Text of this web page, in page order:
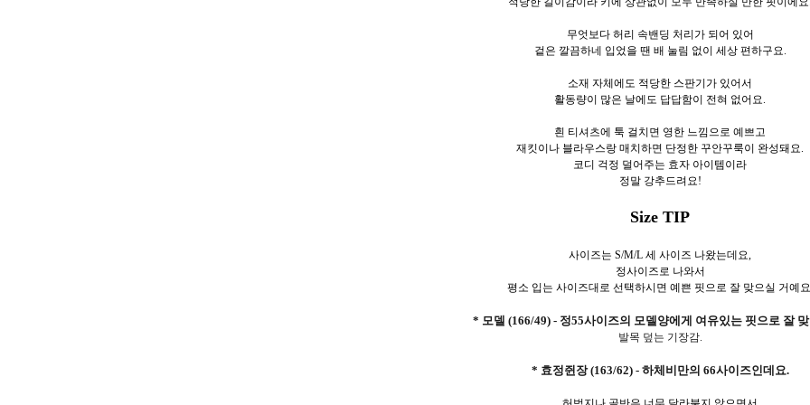
무엇보다 허리 속밴딩 처리가 되어 있어
겉은 깔끔하네 입었을 땐 배 눌림 없이 세상 편하구요.
소재 자체에도 적당한 스판기가 있어서
활동량이 많은 날에도 답답함이 전혀 없어요.
흰 티셔츠에 툭 걸치면 영한 느낌으로 예쁘고
재킷이나 블라우스랑 매치하면 단정한 꾸안꾸룩이 완성돼요.
코디 걱정 덜어주는 효자 아이템이라
정말 강추드려요!
Size TIP
사이즈는 S/M/L 세 사이즈 나왔는데요,
정사이즈로 나와서
평소 입는 사이즈대로 선택하시면 예쁜 핏으로 잘 맞으실 거예요.
* 모델 (166/49) - 정55사이즈의 모델양에게 여유있는 핏으로 잘
발목 덮는 기장감.
* 효정쥔장 (163/62) - 하체비만의 66사이즈인데요.